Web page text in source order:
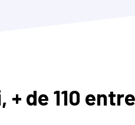
+ de 110